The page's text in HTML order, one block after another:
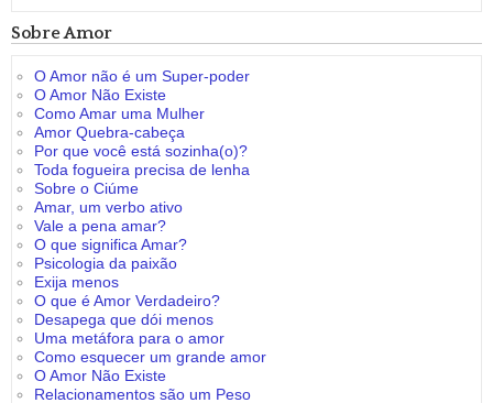
Sobre Amor
O Amor não é um Super-poder
O Amor Não Existe
Como Amar uma Mulher
Amor Quebra-cabeça
Por que você está sozinha(o)?
Toda fogueira precisa de lenha
Sobre o Ciúme
Amar, um verbo ativo
Vale a pena amar?
O que significa Amar?
Psicologia da paixão
Exija menos
O que é Amor Verdadeiro?
Desapega que dói menos
Uma metáfora para o amor
Como esquecer um grande amor
O Amor Não Existe
Relacionamentos são um Peso